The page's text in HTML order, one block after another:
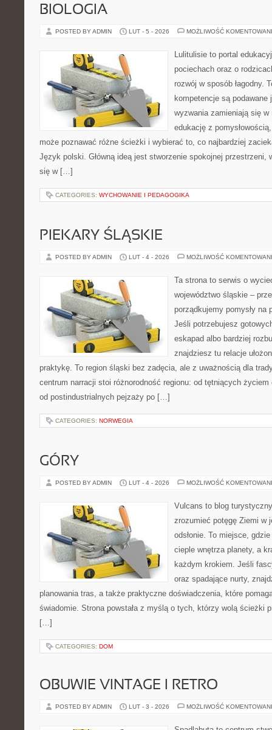
BIOLOGIA
POSTED BY ADMIN LUT - 5 - 2026 MOŻLIWOŚĆ
Lulitulisie to portal
pociechach oraz o
rozwój w sposób łagodny.
kompetencje są
wyzwania zamieniają się w
edukację z
może poznawać różne ścieżki i wybierać to, co najbardziej
Język polski. Główną ideą jest stworzenie spokojnej przestrzeni,
się w […]
CATEGORIES: WYCHOWANIE I PEDAGOGIKA
PIEKARY ŚLĄSKIE
POSTED BY ADMIN LUT - 4 - 2026 MOŻLIWOŚĆ
Ta strona to serwis o
województwo śląskie –
porządkujemy pomysły na
Jeśli potrzebujesz
eskapad albo bardziej
znajdziesz tu relacje
praktykę. To region śląski bez zadęcia, ale z uważnością dla
centrum narracji stoi różnorodność regionu: od tętniących
od postindustrialnych pejzaży po […]
CATEGORIES: NORWEGIA
GÓRY
POSTED BY ADMIN LUT - 4 - 2026 MOŻLIWOŚĆ
Vulcans to blog
zrozumieć potęgę Ziemi w
odsłonie. To miejsce,
cieple wnętrza planety, a
każdym krokiem. Jeśli
oraz spadające nurty,
planowania tras, a także praktyczne doświadczenia, które
świadomie. Strona powstała z myślą o tych, którzy wolą ścieżki
[…]
CATEGORIES: DOM
OBUWIE VINTAGE I RETRO
POSTED BY ADMIN LUT - 3 - 2026 MOŻLIWOŚĆ